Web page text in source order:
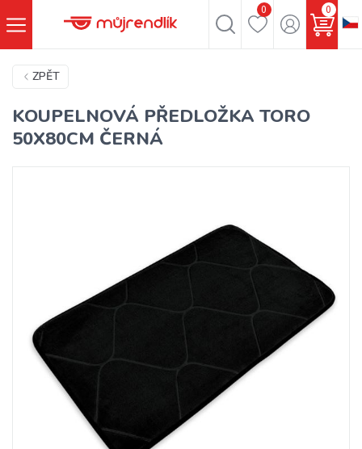
0 0
ZPĚT
KOUPELNOVÁ PŘEDLOŽKA TORO
50X80CM ČERNÁ